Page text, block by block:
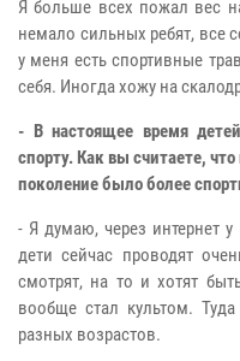
Я больше всех пожал вес
немало сильных ребят, все
у меня есть спортивные
себя. Иногда хожу на
- В настоящее время
спорту. Как вы считаете,
поколение было более
- Я думаю, через интернет
дети сейчас проводят
смотрят, на то и хотят
вообще стал культом.
разных возрастов.